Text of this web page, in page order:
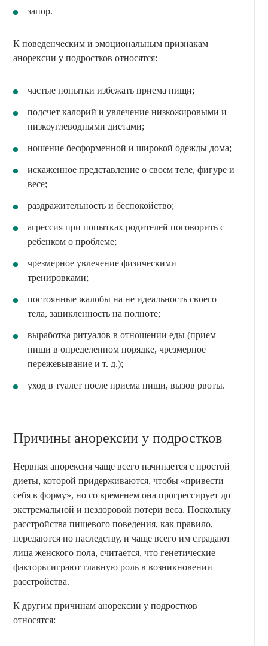
запор.
К поведенческим и эмоциональным признакам
анорексии у подростков относятся:
частые попытки избежать приема пищи;
подсчет калорий и увлечение низкожировыми и
низкоуглеводными диетами;
ношение бесформенной и широкой одежды дома;
искаженное представление о своем теле, фигуре и
весе;
раздражительность и беспокойство;
агрессия при попытках родителей поговорить с
ребенком о проблеме;
чрезмерное увлечение физическими
тренировками;
постоянные жалобы на не идеальность своего
тела, зацикленность на полноте;
выработка ритуалов в отношении еды (прием
пищи в определенном порядке, чрезмерное
пережевывание и т. д.);
уход в туалет после приема пищи, вызов рвоты.
Причины анорексии у подростков
Нервная анорексия чаще всего начинается с простой
диеты, которой придерживаются, чтобы «привести
себя в форму», но со временем она прогрессирует до
экстремальной и нездоровой потери веса. Поскольку
расстройства пищевого поведения, как правило,
передаются по наследству, и чаще всего им страдают
лица женского пола, считается, что генетические
факторы играют главную роль в возникновении
расстройства.
К другим причинам анорексии у подростков
относятся: